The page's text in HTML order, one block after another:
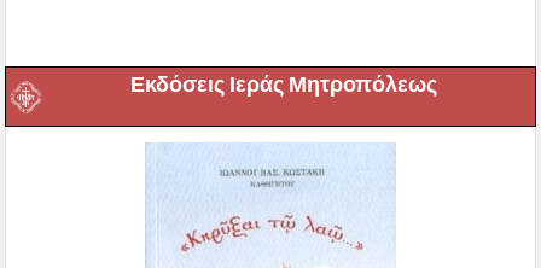
Εκδόσεις Ιεράς Μητροπόλεως